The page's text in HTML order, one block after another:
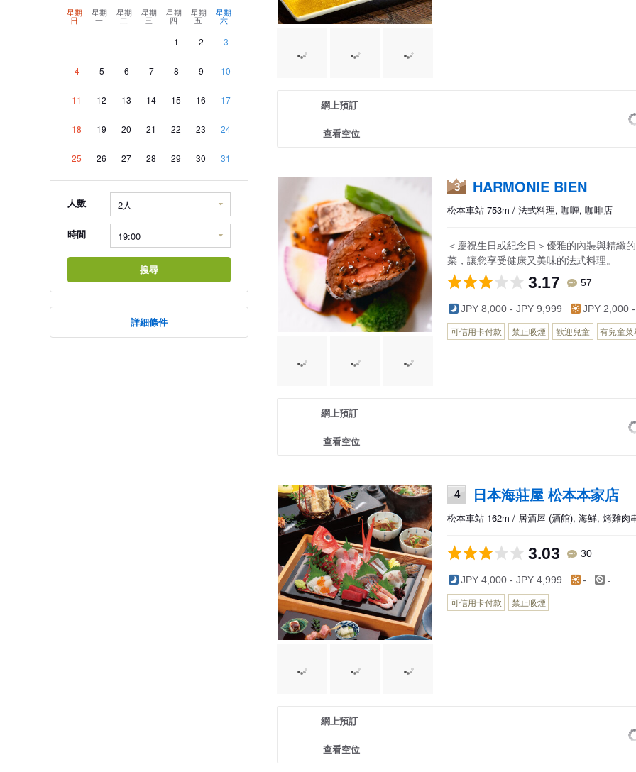
星期
日
星期
一
星期
二
星期
三
星期
四
星期
五
星期
六
1 2 3
4 5 6 7 8 9 10
11 12 13 14 15 16 17
18 19 20 21 22 23 24
25 26 27 28 29 30 31
人數
時間
搜尋
詳細條件
網上預訂
查看空位
3 HARMONIE BIEN
松本車站 753m / 法式料理, 咖喱, 咖啡店
＜慶祝生日或紀念日＞優雅的內裝與精緻
菜，讓您享受健康又美味的法式料理。
3.17 57
JPY 8,000 - JPY 9,999 JPY 2,000
可信用卡付款 禁止吸煙 歡迎兒童 有兒童菜
網上預訂
查看空位
4 日本海莊屋 松本本家店
松本車站 162m / 居酒屋 (酒館), 海鮮, 烤雞肉
3.03 30
JPY 4,000 - JPY 4,999 - -
可信用卡付款 禁止吸煙
網上預訂
查看空位